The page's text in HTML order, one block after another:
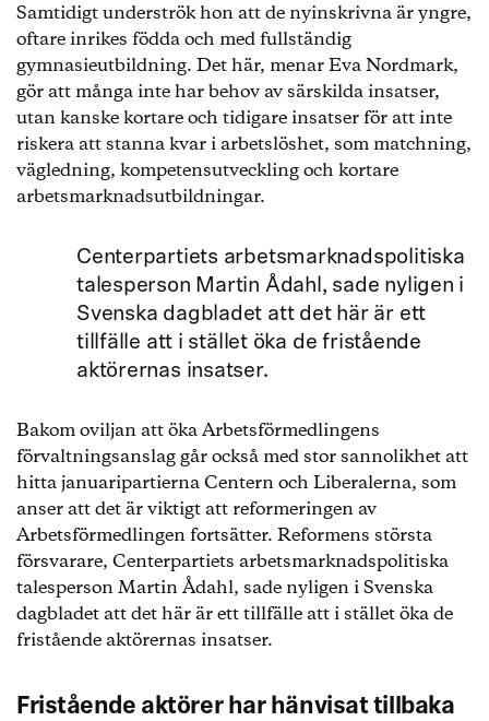
Samtidigt underströk hon att de nyinskrivna är yngre,
oftare inrikes födda och med fullständig
gymnasieutbildning. Det här, menar Eva Nordmark,
gör att många inte har behov av särskilda insatser,
utan kanske kortare och tidigare insatser för att inte
riskera att stanna kvar i arbetslöshet, som matchning,
vägledning, kompetensutveckling och kortare
arbetsmarknadsutbildningar.
Centerpartiets arbetsmarknadspolitiska
talesperson Martin Ådahl, sade nyligen i
Svenska dagbladet att det här är ett
tillfälle att i stället öka de fristående
aktörernas insatser.
Bakom oviljan att öka Arbetsförmedlingens
förvaltningsanslag går också med stor sannolikhet att
hitta januaripartierna Centern och Liberalerna, som
anser att det är viktigt att reformeringen av
Arbetsförmedlingen fortsätter. Reformens största
försvarare, Centerpartiets arbetsmarknadspolitiska
talesperson Martin Ådahl, sade nyligen i Svenska
dagbladet att det här är ett tillfälle att i stället öka de
fristående aktörernas insatser.
Fristående aktörer har hänvisat tillbaka